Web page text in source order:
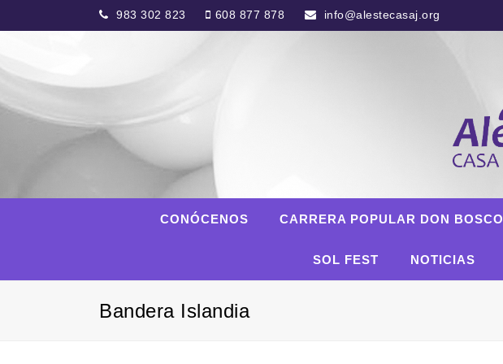
983 302 823 608 877 878 info@alestecasaj.org
CONÓCENOS CARRERA POPULAR DON BOSCO
SOL FEST NOTICIAS
Bandera Islandia